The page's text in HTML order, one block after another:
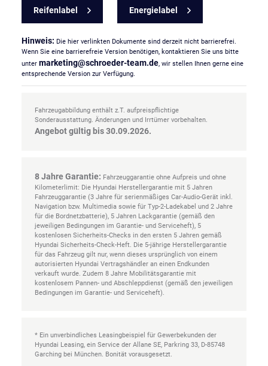
Reifenlabel Energielabel
Hinweis: Die hier verlinkten Dokumente sind derzeit nicht barrierefrei.
Wenn Sie eine barrierefreie Version benötigen, kontaktieren Sie uns bitte
unter marketing@schroeder-team.de, wir stellen Ihnen gerne eine
entsprechende Version zur Verfügung.
Fahrzeugabbildung enthält z.T. aufpreispflichtige
Sonderausstattung. Änderungen und Irrtümer vorbehalten.
Angebot gültig bis 30.09.2026.
8 Jahre Garantie: Fahrzeuggarantie ohne Aufpreis und ohne
Kilometerlimit: Die Hyundai Herstellergarantie mit 5 Jahren
Fahrzeuggarantie (3 Jahre für serienmäßiges Car-Audio-Gerät inkl.
Navigation bzw. Multimedia sowie für Typ-2-Ladekabel und 2 Jahre
für die Bordnetzbatterie), 5 Jahren Lackgarantie (gemäß den
jeweiligen Bedingungen im Garantie- und Serviceheft), 5
kostenlosen Sicherheits-Checks in den ersten 5 Jahren gemäß
Hyundai Sicherheits-Check-Heft. Die 5-jährige Herstellergarantie
für das Fahrzeug gilt nur, wenn dieses ursprünglich von einem
autorisierten Hyundai Vertragshändler an einen Endkunden
verkauft wurde. Zudem 8 Jahre Mobilitätsgarantie mit
kostenlosem Pannen- und Abschleppdienst (gemäß den jeweiligen
Bedingungen im Garantie- und Serviceheft).
* Ein unverbindliches Leasingbeispiel für Gewerbekunden der
Hyundai Leasing, ein Service der Allane SE, Parkring 33, D-85748
Garching bei München. Bonität vorausgesetzt.